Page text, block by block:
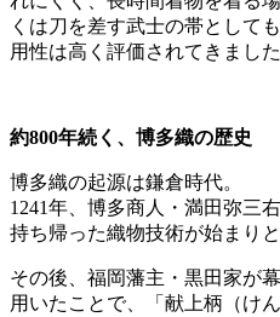
くは刀を差す武士の帯として
用性は高く評価されてきました
約800年続く、博多織の歴史
博多織の起源は鎌倉時代。
1241年、博多商人・満田弥三
持ち帰った織物技術が始まり
その後、福岡藩主・黒田家が
用いたことで、「献上柄（け